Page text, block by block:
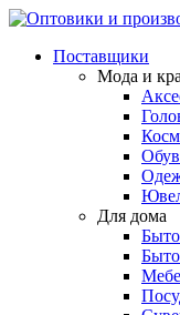
Поставщики
Мода и
Для дома